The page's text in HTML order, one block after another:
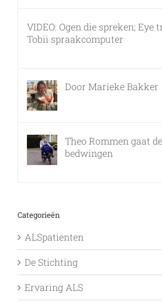
VIDEO: Ogen die spreken;
Tobii spraakcomputer
Door Marieke Bakker
Theo Rommen gaat
bedwingen
Categorieën
ALSpatienten
De Stichting
Ervaring ALS